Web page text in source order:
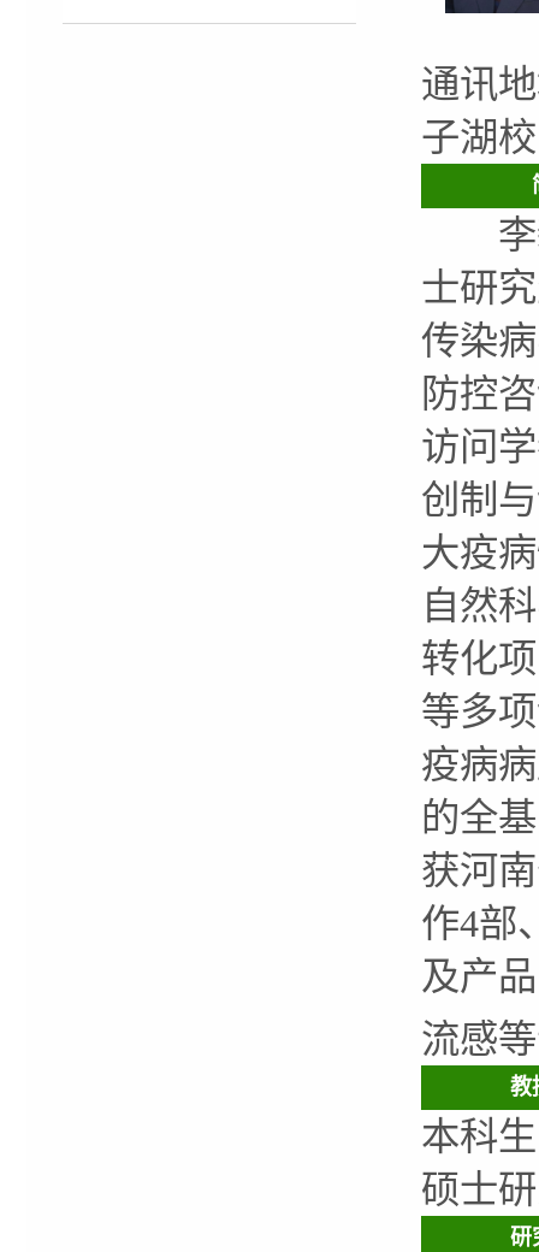
通讯
子湖
李新
士研
传染
防控
访问
创制
大疫
自然
转化
等多
疫病
的全
获河
作4部
及产
流感
教
本科
硕士
研